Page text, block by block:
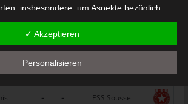
- -
Sousse
- -
16:30
- -
ESS Sousse
insbesondere, um Aspekte bezüglich
Lage, Gesundheit, persönlicher
Zuverlässigkeit, Verhalten, Aufenthaltsort
natürlichen Person zu analysieren oder
ist die Verarbeitung personenbezogener
✓ Akzeptieren
Personalisieren